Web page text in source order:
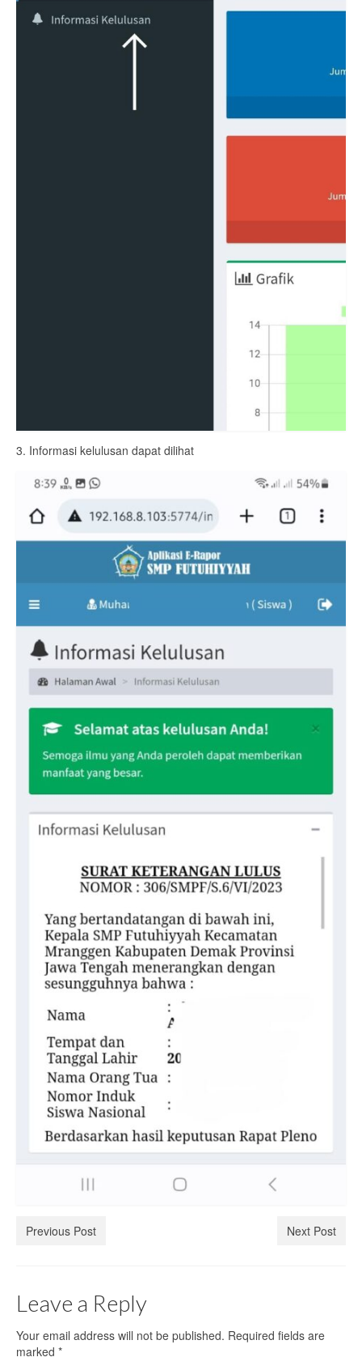
3. Informasi kelulusan dapat dilihat
Previous Post Next Post
Leave a Reply
Your email address will not be published. Required fields are
marked *